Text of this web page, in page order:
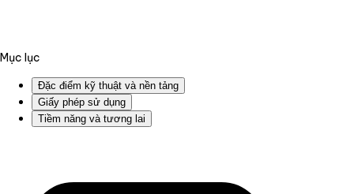
Mục lục
Đặc điểm kỹ thuật và nền tảng
Giấy phép sử dụng
Tiềm năng và tương lai